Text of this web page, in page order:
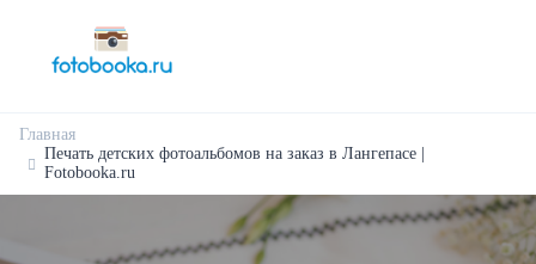
Главная
Печать детских фотоальбомов на заказ в Лангепасе |
Fotobooka.ru